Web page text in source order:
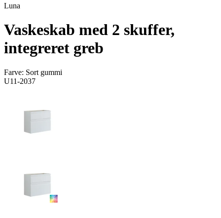
Luna
Vaskeskab med 2 skuffer,
integreret greb
Farve: Sort gummi
U11-2037